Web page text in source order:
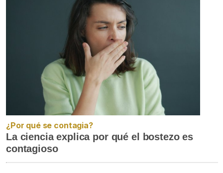
¿Por qué se contagia?
La ciencia explica por qué el bostezo es
contagioso